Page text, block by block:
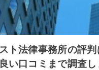
ト法律事務所の評
い口コミまで調査